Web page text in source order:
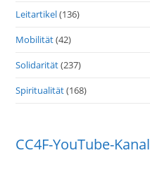
Leitartikel(136)
Mobilität(42)
Solidarität(237)
Spiritualität(168)
CC4F-YouTube-Kanal